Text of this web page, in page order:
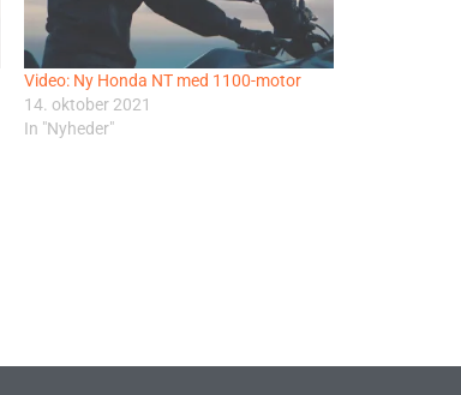
Video: Ny Honda NT med 1100-motor
14. oktober 2021
In "Nyheder"